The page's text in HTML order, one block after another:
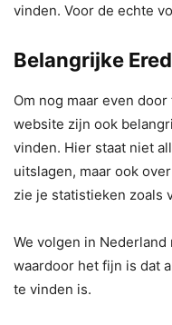
vinden. Voor de echte
Belangrijke
Om nog maar even
website zijn ook
vinden. Hier staat niet
uitslagen, maar ook
zie je statistieken zoals
We volgen in
waardoor het fijn is dat
te vinden is.